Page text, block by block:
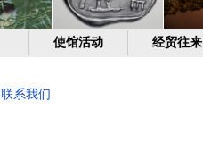
使馆活动 经贸往来
联系我们